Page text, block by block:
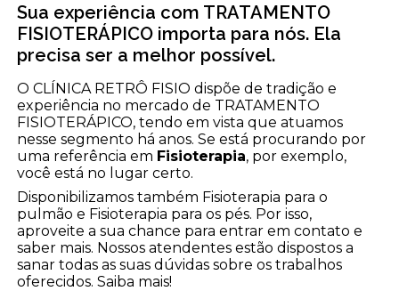
Sua experiência com TRATAMENTO
FISIOTERÁPICO importa para nós. Ela
precisa ser a melhor possível.
O CLÍNICA RETRÔ FISIO dispõe de tradição e
experiência no mercado de TRATAMENTO
FISIOTERÁPICO, tendo em vista que atuamos
nesse segmento há anos. Se está procurando por
uma referência em Fisioterapia, por exemplo,
você está no lugar certo.
Disponibilizamos também Fisioterapia para o
pulmão e Fisioterapia para os pés. Por isso,
aproveite a sua chance para entrar em contato e
saber mais. Nossos atendentes estão dispostos a
sanar todas as suas dúvidas sobre os trabalhos
oferecidos. Saiba mais!